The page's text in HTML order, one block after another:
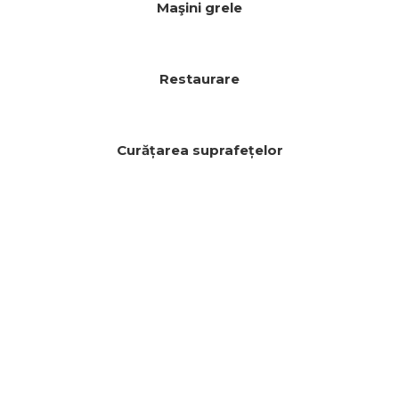
Maşini grele
Restaurare
Curățarea suprafețelor